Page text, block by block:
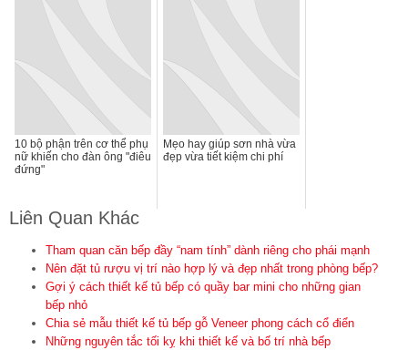
10 bộ phận trên cơ thể phụ
nữ khiến cho đàn ông "điêu
đứng"
Mẹo hay giúp sơn nhà vừa
đẹp vừa tiết kiệm chi phí
Liên Quan Khác
Tham quan căn bếp đầy “nam tính” dành riêng cho phái mạnh
Nên đặt tủ rượu vị trí nào hợp lý và đẹp nhất trong phòng bếp?
Gợi ý cách thiết kế tủ bếp có quầy bar mini cho những gian
bếp nhỏ
Chia sẻ mẫu thiết kế tủ bếp gỗ Veneer phong cách cổ điển
Những nguyên tắc tối kỵ khi thiết kế và bố trí nhà bếp